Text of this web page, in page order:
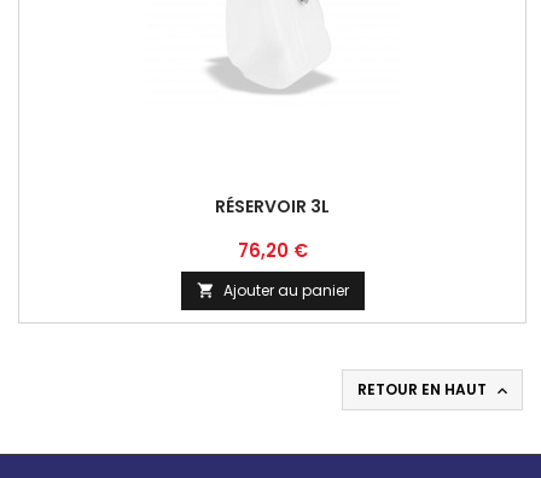
RÉSERVOIR 3L
Prix
76,20 €
 Ajouter au panier
RETOUR EN HAUT 